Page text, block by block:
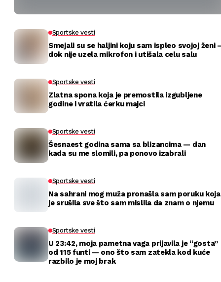
Sportske vesti
Smejali su se haljini koju sam ispleo svojoj ženi
dok nije uzela mikrofon i utišala celu salu
Sportske vesti
Zlatna spona koja je premostila izgubljene
godine i vratila ćerku majci
Sportske vesti
Šesnaest godina sama sa blizancima — dan
kada su me slomili, pa ponovo izabrali
Sportske vesti
Na sahrani mog muža pronašla sam poruku koja
je srušila sve što sam mislila da znam o njemu
Sportske vesti
U 23:42, moja pametna vaga prijavila je “gosta”
od 115 funti — ono što sam zatekla kod kuće
razbilo je moj brak